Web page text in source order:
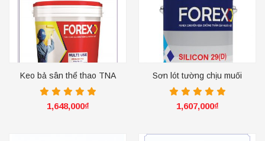
Keo bả sân thể thao TNA
1,648,000₫
Sơn lót tường chịu muối
1,607,000₫